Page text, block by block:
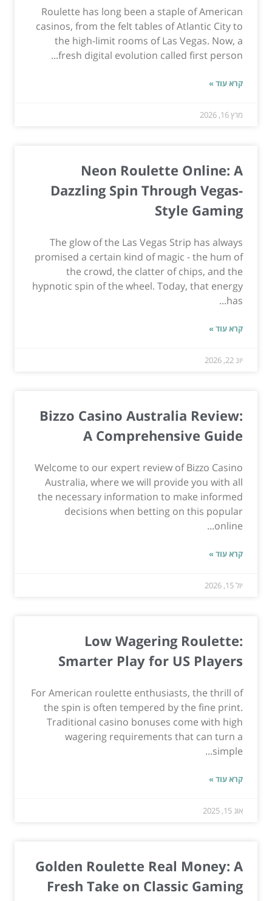
Roulette has long been a staple of American
casinos, from the felt tables of Atlantic City to
the high-limit rooms of Las Vegas. Now, a
fresh digital evolution called first person...
קרא עוד »
מרץ 16, 2026
Neon Roulette Online: A
Dazzling Spin Through Vegas-
Style Gaming
The glow of the Las Vegas Strip has always
promised a certain kind of magic - the hum of
the crowd, the clatter of chips, and the
hypnotic spin of the wheel. Today, that energy
has...
קרא עוד »
יונ 22, 2026
Bizzo Casino Australia Review:
A Comprehensive Guide
Welcome to our expert review of Bizzo Casino
Australia, where we will provide you with all
the necessary information to make informed
decisions when betting on this popular
online...
קרא עוד »
יול 15, 2026
Low Wagering Roulette:
Smarter Play for US Players
For American roulette enthusiasts, the thrill of
the spin is often tempered by the fine print.
Traditional casino bonuses come with high
wagering requirements that can turn a
simple...
קרא עוד »
אוג 15, 2025
Golden Roulette Real Money: A
Fresh Take on Classic Gaming